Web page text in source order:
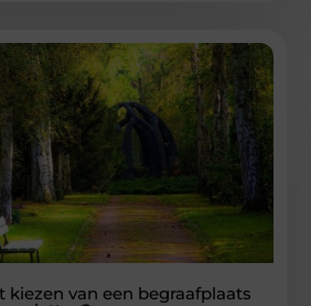
kiezen van een begraafplaats